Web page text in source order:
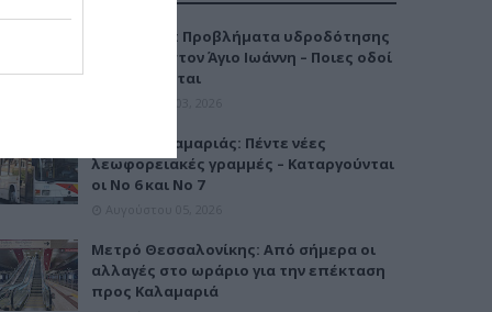
Καλαμαριά: Προβλήματα υδροδότησης
την Τρίτη στον Άγιο Ιωάννη – Ποιες οδοί
επηρεάζονται
Μετρό Καλαμαριάς: Πέντε νέες
λεωφορειακές γραμμές – Καταργούνται
οι Νο 6 και Νο 7
Μετρό Θεσσαλονίκης: Από σήμερα οι
αλλαγές στο ωράριο για την επέκταση
προς Καλαμαριά